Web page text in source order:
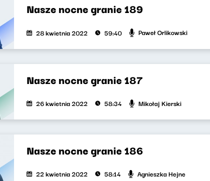
Nasze nocne granie 189
28 kwietnia 2022 59:40 Paweł Orlikowski
Nasze nocne granie 187
26 kwietnia 2022 58:34 Mikołaj Kierski
Nasze nocne granie 186
22 kwietnia 2022 58:14 Agnieszka Hejne